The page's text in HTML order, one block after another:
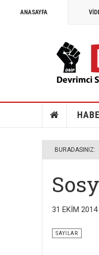
ANASAYFA
BURADASINIZ:
31 EKIM 2014
SAYILAR